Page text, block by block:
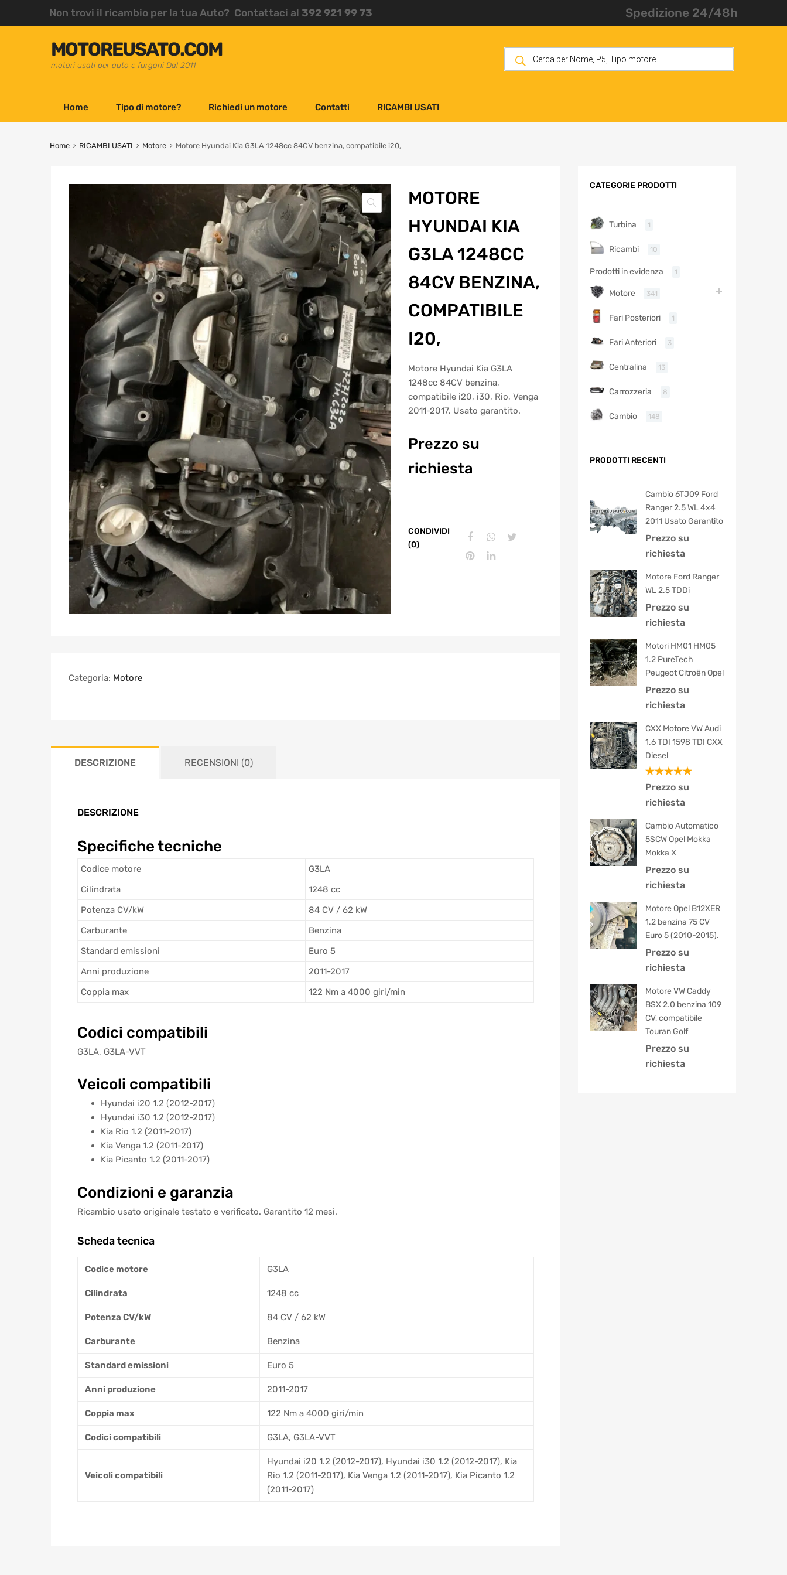
Non trovi il ricambio per la tua Auto? Contattaci al 392 921 99 73 Spedizione 24/48h
MOTOREUSATO.COM
motori usati per auto e furgoni Dal 2011
Home Tipo di motore? Richiedi un motore Contatti RICAMBI USATI
Home RICAMBI USATI Motore Motore Hyundai Kia G3LA 1248cc 84CV benzina, compatibile i20,
MOTORE
HYUNDAI KIA
G3LA 1248CC
84CV BENZINA,
COMPATIBILE
I20,
Motore Hyundai Kia G3LA
1248cc 84CV benzina,
compatibile i20, i30, Rio, Venga
2011-2017. Usato garantito.
Prezzo su
richiesta
CONDIVIDI
(0)
Categoria: Motore
DESCRIZIONE RECENSIONI (0)
DESCRIZIONE
Specifiche tecniche
Codice motore
G3LA
Cilindrata
1248 cc
Potenza CV/kW
84 CV / 62 kW
Carburante
Benzina
Standard emissioni
Euro 5
Anni produzione
2011-2017
Coppia max
122 Nm a 4000 giri/min
Codici compatibili
G3LA, G3LA-VVT
Veicoli compatibili
Hyundai i20 1.2 (2012-2017)
Hyundai i30 1.2 (2012-2017)
Kia Rio 1.2 (2011-2017)
Kia Venga 1.2 (2011-2017)
Kia Picanto 1.2 (2011-2017)
Condizioni e garanzia
Ricambio usato originale testato e verificato. Garantito 12 mesi.
Scheda tecnica
Codice motore G3LA
Cilindrata 1248 cc
Potenza CV/kW 84 CV / 62 kW
Carburante Benzina
Standard emissioni Euro 5
Anni produzione 2011-2017
Coppia max 122 Nm a 4000 giri/min
Codici compatibili G3LA, G3LA-VVT
Veicoli compatibili
Hyundai i20 1.2 (2012-2017), Hyundai i30 1.2 (2012-2017), Kia
Rio 1.2 (2011-2017), Kia Venga 1.2 (2011-2017), Kia Picanto 1.2
(2011-2017)
CATEGORIE PRODOTTI
Turbina 1
Ricambi 10
Prodotti in evidenza 1
Motore 341
Fari Posteriori 1
Fari Anteriori 3
Centralina 13
Carrozzeria 8
Cambio 148
PRODOTTI RECENTI
Cambio 6TJ09 Ford
Ranger 2.5 WL 4x4
2011 Usato Garantito
Prezzo su
richiesta
Motore Ford Ranger
WL 2.5 TDDi
Prezzo su
richiesta
Motori HM01 HM05
1.2 PureTech
Peugeot Citroën Opel
Prezzo su
richiesta
CXX Motore VW Audi
1.6 TDI 1598 TDI CXX
Diesel
Valutato
Prezzo su
richiesta
Cambio Automatico
5SCW Opel Mokka
Mokka X
Prezzo su
richiesta
Motore Opel B12XER
1.2 benzina 75 CV
Euro 5 (2010-2015).
Prezzo su
richiesta
Motore VW Caddy
BSX 2.0 benzina 109
CV, compatibile
Touran Golf
Prezzo su
richiesta